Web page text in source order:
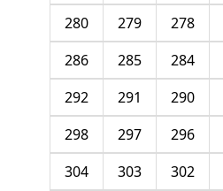
278
279
280
284
285
286
290
291
292
296
297
298
302
303
304